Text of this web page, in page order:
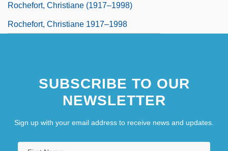
Rochefort, Christiane (1917–1998)
Rochefort, Christiane 1917–1998
SUBSCRIBE TO OUR
NEWSLETTER
Sign up with your email address to receive news and updates.